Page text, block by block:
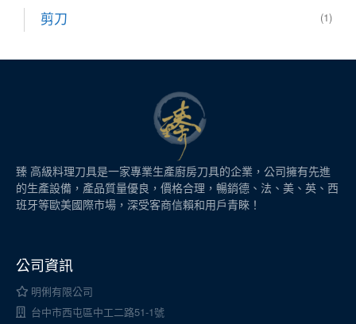
剪刀 (1)
臻 高級料理刀具是一家專業生產廚房刀具的企業，公司擁有先進
的生產設備，產品質量優良，價格合理，暢銷德、法、美、英、西
班牙等歐美國際市場，深受客商信賴和用戶青睞！
公司資訊
明俐有限公司
台中市西屯區中工二路51-1號